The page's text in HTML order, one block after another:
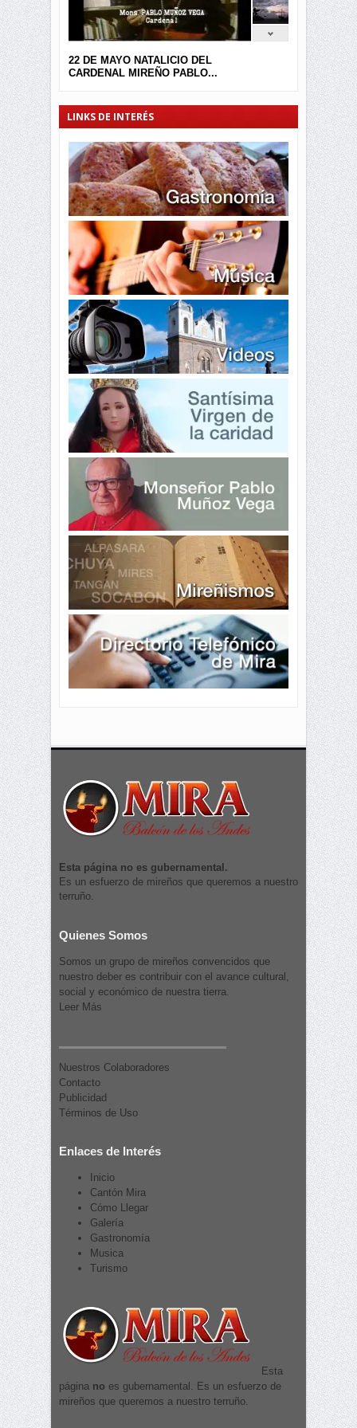
22 DE MAYO NATALICIO DEL
CARDENAL MIREÑO PABLO...
LINKS DE INTERÉS
Esta página no es gubernamental.
Es un esfuerzo de mireños que queremos a nuestro
terruño.
Quienes Somos
Somos un grupo de mireños convencidos que
nuestro deber es contribuir con el avance cultural,
social y económico de nuestra tierra.
Leer Más
Nuestros Colaboradores
Contacto
Publicidad
Términos de Uso
Enlaces de Interés
Inicio
Cantón Mira
Cómo Llegar
Galería
Gastronomía
Musica
Turismo
Esta
página no es gubernamental. Es un esfuerzo de
mireños que queremos a nuestro terruño.